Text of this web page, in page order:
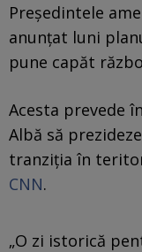
Președintele
anunțat luni
pune capăt
Acesta prevede
Albă să
tranziția în
CNN.
„O zi istorică